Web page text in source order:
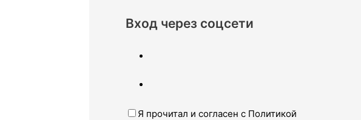
Вход через соцсети
Я прочитал и согласен с Политикой